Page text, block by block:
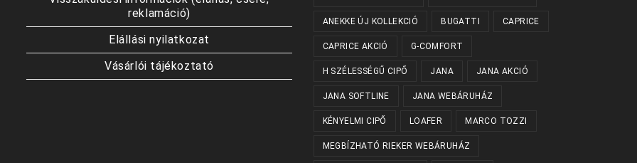
reklamáció)
Elállási nyilatkozat
Vásárlói tájékoztató
ANEKKE ÚJ KOLLEKCIÓ BUGATTI CAPRICE
CAPRICE AKCIÓ G-COMFORT
H SZÉLESSÉGŰ CIPŐ JANA JANA AKCIÓ
JANA SOFTLINE JANA WEBÁRUHÁZ
KÉNYELMI CIPŐ LOAFER MARCO TOZZI
MEGBÍZHATÓ RIEKER WEBÁRUHÁZ